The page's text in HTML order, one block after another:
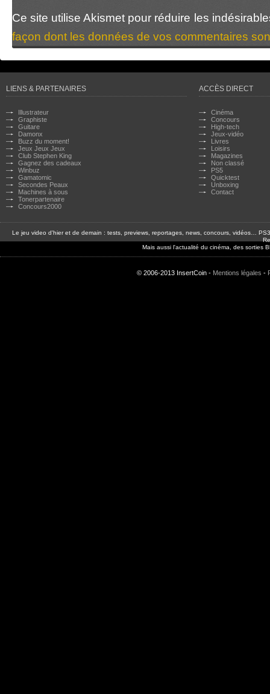
Ce site utilise Akismet pour réduire les
façon dont les données de vos commentaires
LIENS & PARTENAIRES
Illustrateur
Graphiste
Guitare
Damonx
Buzz du moment!
Jeux Jeux Jeux
Club Stephen King
Gagnez des cadeaux
Winbuz
Gamatomic
Secondes Peaux
Machines à sous
Tonerpartenaire
Concours2000
ACCÈS DIRECT
Cinéma
Concours
High-tech
Jeux-vidéo
Livres
Loisirs
Magazines
Non classé
PS5
Quicktest
Unboxing
Contact
Le jeu video d'hier et de demain : tests, previews, reportages, news, concours, vidéos…
Mais aussi l'actualité du cinéma, des sorties
© 2006-2013 InsertCoin - Mentions légales -